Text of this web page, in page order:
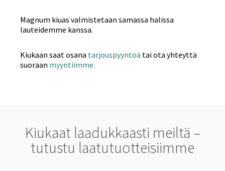
Magnum kiuas valmistetaan samassa halissa
lauteidemme kanssa.
Kiukaan saat osana tarjouspyyntöä tai ota yhteyttä
suoraan myyntiimme.
Kiukaat laadukkaasti meiltä –
tutustu laatutuotteisiimme